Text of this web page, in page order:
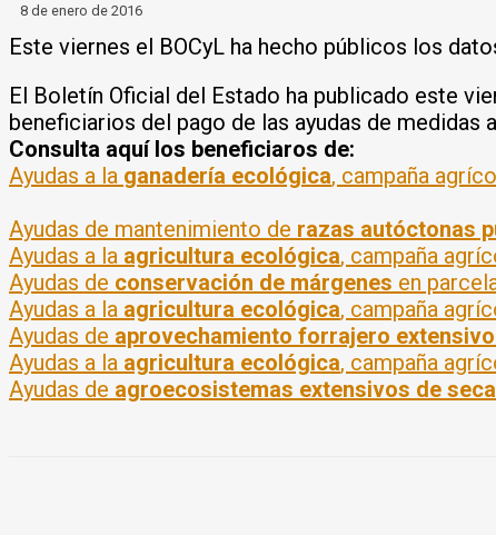
8 de enero de 2016
Este viernes el BOCyL ha hecho públicos los
El Boletín Oficial del Estado ha publicado este
beneficiarios del pago de las ayudas de medidas
Consulta aquí los beneficiaros de:
Ayudas a la ganadería ecológica, campaña
Ayudas de mantenimiento de razas autóctonas
Ayudas a la agricultura ecológica, campaña
Ayudas de conservación de márgenes en
Ayudas a la agricultura ecológica, campaña
Ayudas de aprovechamiento forrajero extensivo
Ayudas a la agricultura ecológica, campaña
Ayudas de agroecosistemas extensivos de